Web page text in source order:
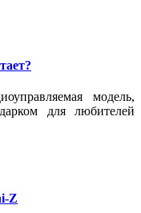
модель,
для любителей
Z